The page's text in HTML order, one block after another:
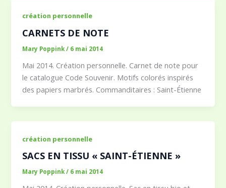
création personnelle
CARNETS DE NOTE
Mary Poppink/ 6 mai 2014
Mai 2014. Création personnelle. Carnet de note pour
le catalogue Code Souvenir. Motifs colorés inspirés
des papiers marbrés. Commanditaires : Saint-Étienne
création personnelle
SACS EN TISSU « SAINT-ÉTIENNE »
Mary Poppink/ 6 mai 2014